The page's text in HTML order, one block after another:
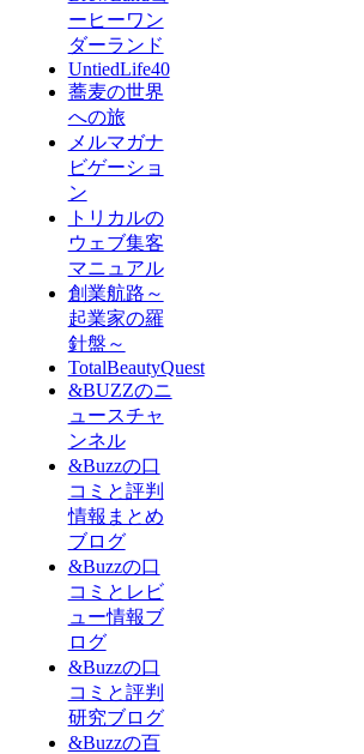
ーヒーワン
ダーランド
UntiedLife40
蕎麦の世界
への旅
メルマガナ
ビゲーショ
ン
トリカルの
ウェブ集客
マニュアル
創業航路～
起業家の羅
針盤～
TotalBeautyQuest
&BUZZのニ
ュースチャ
ンネル
&Buzzの口
コミと評判
情報まとめ
ブログ
&Buzzの口
コミとレビ
ュー情報ブ
ログ
&Buzzの口
コミと評判
研究ブログ
&Buzzの百